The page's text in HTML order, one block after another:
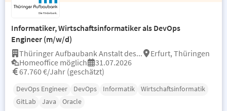
Informatiker, Wirtschaftsinformatiker als DevOps
Engineer (m/w/d)
Thüringer Aufbaubank Anstalt des...
Erfurt, Thüringen
Homeoffice möglich
31.07.2026
67.760 €/Jahr (geschätzt)
DevOps Engineer DevOps Informatik
Wirtschaftsinformatik
GitLab
Java Oracle